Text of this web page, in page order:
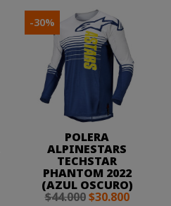
POLERA
ALPINESTARS
TECHSTAR
PHANTOM 2022
(AZUL OSCURO)
$44.000 $30.800
-30%